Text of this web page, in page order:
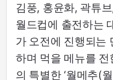
김풍, 홍윤화, 곽튜
월드컵에 출전하는
가 오전에 진행되는
하며 먹을 메뉴를
의 특별한 ‘월메추(